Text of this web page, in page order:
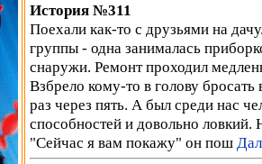
История №311
Поехали как-то с друзьями на
группы - одна занималась
снаружи. Ремонт проходил
Взбрело кому-то в голову
раз через пять. А был среди нас
способностей и довольно ловкий.
"Сейчас я вам покажу" он пош